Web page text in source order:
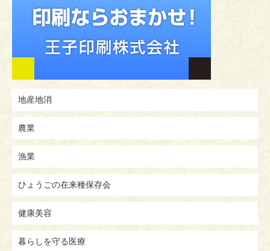
地産地消
農業
漁業
ひょうごの在来種保存会
健康美容
暮らしを守る医療